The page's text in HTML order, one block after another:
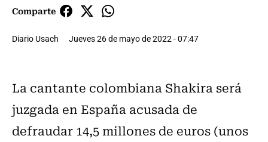
Comparte
Diario Usach Jueves 26 de mayo de 2022 - 07:47
La cantante colombiana Shakira será
juzgada en España acusada de
defraudar 14,5 millones de euros (unos